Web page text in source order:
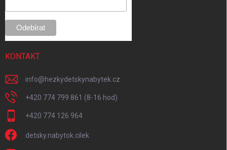
KONTAKT
info@hezkydetskynabytek.cz
+420 774 799 861 (8-16 hod)
+420 774 126 964
detsky.nabytok.cilek